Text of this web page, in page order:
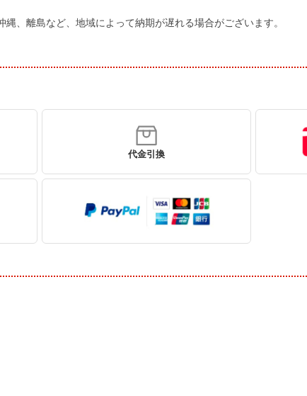
縄、離島など、地域によって納期が遅れる場合がございます。
代金引換